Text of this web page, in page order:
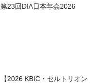
第23回DIA日本年会2026
【2026 KBIC・セルトリオン